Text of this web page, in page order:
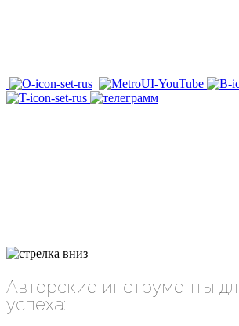
Авторские инструменты
успеха: